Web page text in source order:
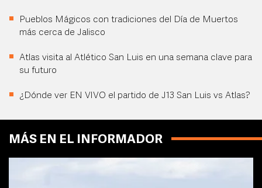
Pueblos Mágicos con tradiciones del Día de Muertos
más cerca de Jalisco
Atlas visita al Atlético San Luis en una semana clave para
su futuro
¿Dónde ver EN VIVO el partido de J13 San Luis vs Atlas?
MÁS EN EL INFORMADOR